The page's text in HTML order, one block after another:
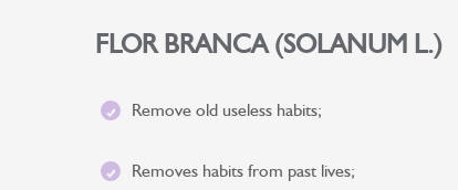
FLOR BRANCA (SOLANUM L.)
Remove old useless habits;
Removes habits from past lives;